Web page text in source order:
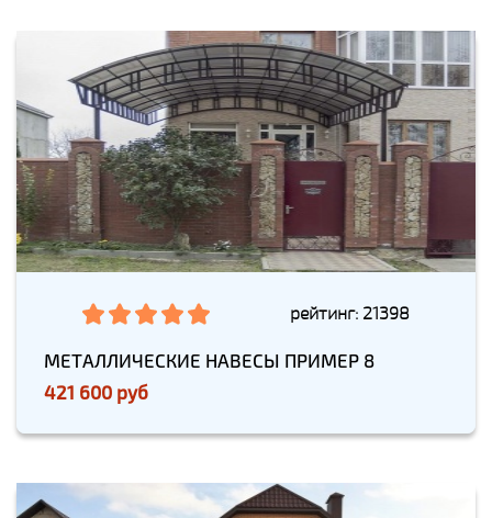
рейтинг: 21398
МЕТАЛЛИЧЕСКИЕ НАВЕСЫ ПРИМЕР 8
421 600 руб